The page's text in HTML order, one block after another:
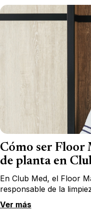
Cómo ser Floor
de planta en
En Club Med, el Floor
responsable de la
Ver más